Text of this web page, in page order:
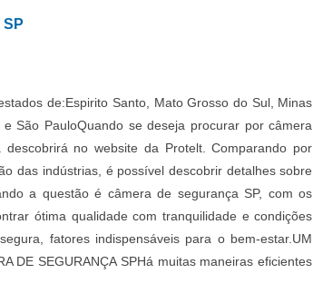
SP
de:Espirito Santo, Mato Grosso do Sul, Minas
São PauloQuando se deseja procurar por câmera
no website da Protelt. Comparando por
das indústrias, é possível descobrir detalhes sobre
a questão é câmera de segurança SP, com os
ótima qualidade com tranquilidade e condições
fatores indispensáveis para o bem-estar.UM
DE SEGURANÇA SPHá muitas maneiras eficientes